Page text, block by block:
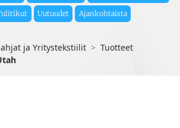
Uutuudet Ajankohtaista
ja Yritystekstiilit
Tuotteet